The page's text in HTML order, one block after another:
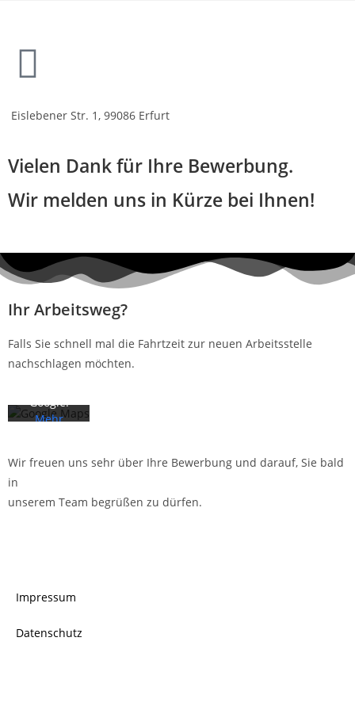
Eislebener Str. 1, 99086 Erfurt
Vielen Dank für Ihre Bewerbung.
Wir melden uns in Kürze bei Ihnen!
Ihr Arbeitsweg?
Falls Sie schnell mal die Fahrtzeit zur neuen Arbeitsstelle
nachschlagen möchten.
Mit dem
Laden der
Karte
akzeptiere
n Sie die
Datenschu
tzerklärun
Google.
Mehr
Karte
Wir freuen uns sehr über Ihre Bewerbung und darauf, Sie bald
in
unserem Team begrüßen zu dürfen.
Impressum
Datenschutz